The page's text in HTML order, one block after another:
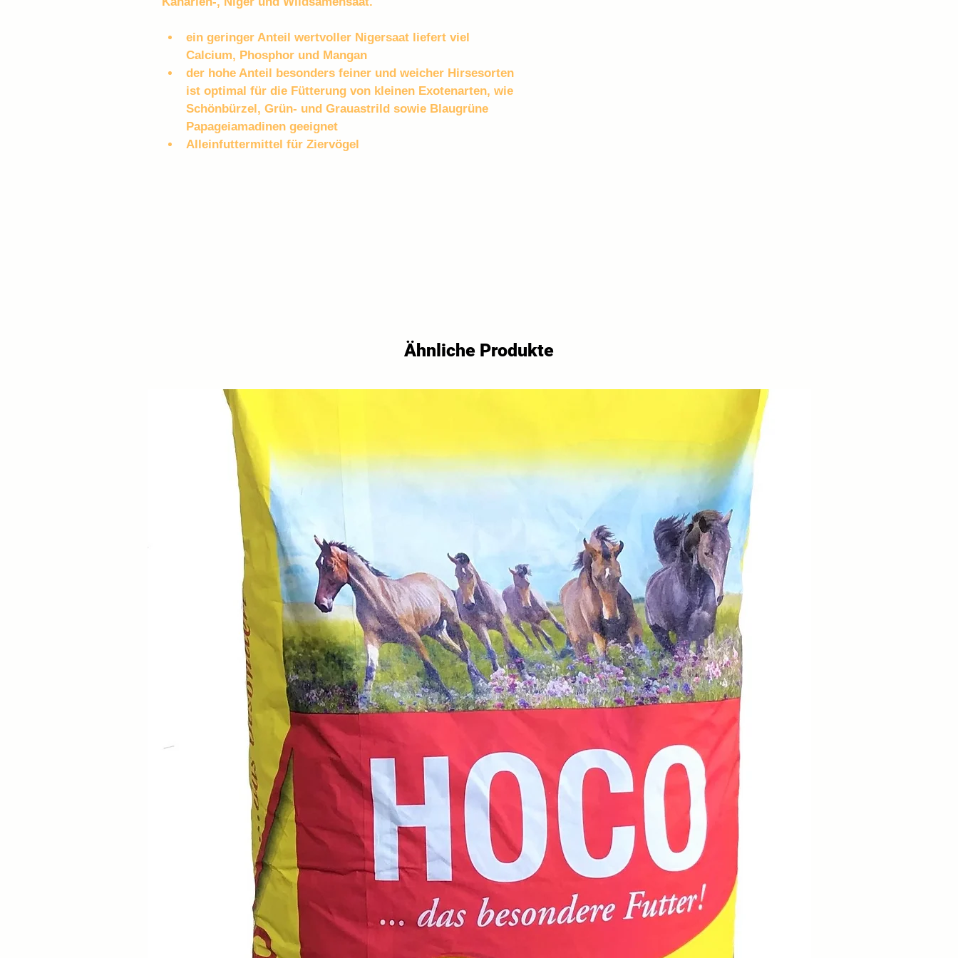
ein geringer Anteil wertvoller Nigersaat liefert viel
Calcium, Phosphor und Mangan
der hohe Anteil besonders feiner und weicher Hirsesorten
ist optimal für die Fütterung von kleinen Exotenarten, wie
Schönbürzel, Grün- und Grauastrild sowie Blaugrüne
Papageiamadinen geeignet
Alleinfuttermittel für Ziervögel
Ähnliche Produkte